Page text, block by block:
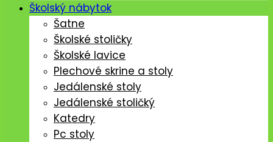
Školský nábytok
Šatne
Školské stoličky
Školské lavice
Plechové skrine a stoly
Jedálenské stoly
Jedálenské stoličký
Katedry
Pc stoly